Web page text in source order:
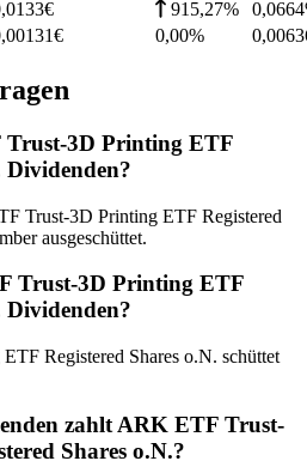
€ 915,27% 0,0664
€ 0,00%
3D Printing ETF
Dividenden?
Trust-3D Printing ETF Registered
ausgeschüttet.
Trust-3D Printing ETF
Dividenden?
Registered Shares o.N. schüttet
zahlt ARK ETF Trust-
Shares o.N.?